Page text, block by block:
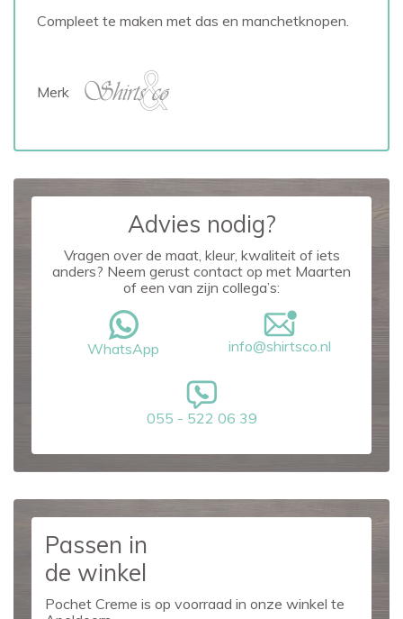
Compleet te maken met das en manchetknopen.
Merk
Advies nodig?
Vragen over de maat, kleur, kwaliteit of iets
anders? Neem gerust contact op met Maarten
of een van zijn collega’s:
WhatsApp info@shirtsco.nl
055 - 522 06 39
Passen in
de winkel
Pochet Creme is op voorraad in onze winkel te